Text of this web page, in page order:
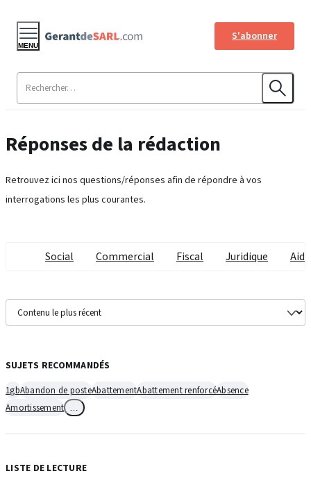
S'abonner
MENU
Réponses de la rédaction
Retrouvez ici nos questions/réponses afin de répondre à vos
interrogations les plus courantes.
Social Commercial Fiscal Juridique
SUJETS RECOMMANDÉS
1gbAbandon de posteAbattementAbattement renforcéAbsence
Amortissement
LISTE DE LECTURE